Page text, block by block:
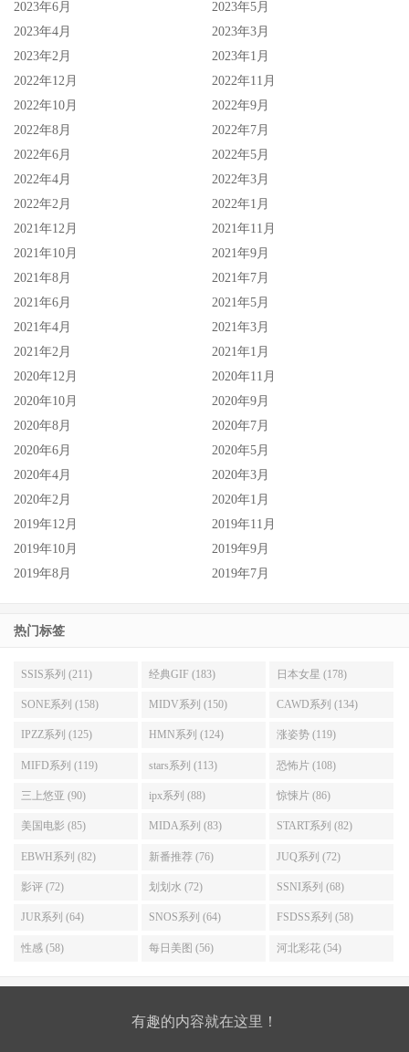
2023年6月
2023年5月
2023年4月
2023年3月
2023年2月
2023年1月
2022年12月
2022年11月
2022年10月
2022年9月
2022年8月
2022年7月
2022年6月
2022年5月
2022年4月
2022年3月
2022年2月
2022年1月
2021年12月
2021年11月
2021年10月
2021年9月
2021年8月
2021年7月
2021年6月
2021年5月
2021年4月
2021年3月
2021年2月
2021年1月
2020年12月
2020年11月
2020年10月
2020年9月
2020年8月
2020年7月
2020年6月
2020年5月
2020年4月
2020年3月
2020年2月
2020年1月
2019年12月
2019年11月
2019年10月
2019年9月
2019年8月
2019年7月
热门标签
SSIS系列 (211) 经典GIF (183) 日本女星 (178)
SONE系列 (158) MIDV系列 (150) CAWD系列 (134)
IPZZ系列 (125) HMN系列 (124) 涨姿势 (119)
MIFD系列 (119) stars系列 (113) 恐怖片 (108)
三上悠亚 (90) ipx系列 (88) 惊悚片 (86)
美国电影 (85) MIDA系列 (83) START系列 (82)
EBWH系列 (82) 新番推荐 (76) JUQ系列 (72)
影评 (72) 划划水 (72) SSNI系列 (68)
JUR系列 (64) SNOS系列 (64) FSDSS系列 (58)
性感 (58) 每日美图 (56) 河北彩花 (54)
有趣的内容就在这里！